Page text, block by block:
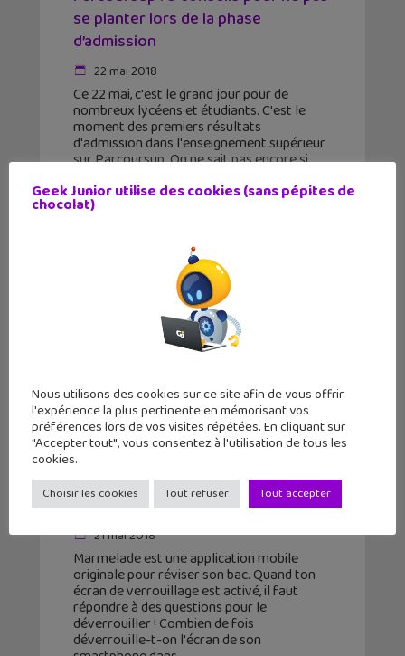
se planter lors de la phase
d’admission
22 mai 2018
Ce 22 mai, c'est le grand jour pour de
nombreux lycéens et étudiants. C'est le
moment des premiers résultats
d'admission dans l'enseignement supérieur
sur Parcoursup. On ne sait pas encore si
Révise ton bac ou ton brevet avec
l’application Marmelade
21 mai 2018
Marmelade est une application mobile
originale pour réviser son bac. Quand ton
écran de verrouillage est activé, il faut
répondre à des questions pour le
déverrouiller ! Combien de fois
déverrouille-t-on l'écran de son
Geek Junior utilise des cookies (sans pépites de
chocolat)
Nous utilisons des cookies sur ce site afin de vous offrir
l'expérience la plus pertinente en mémorisant vos
préférences lors de vos visites répétées. En cliquant sur
"Accepter tout", vous consentez à l'utilisation de tous les
cookies.
Choisir les cookies Tout refuser Tout accepter